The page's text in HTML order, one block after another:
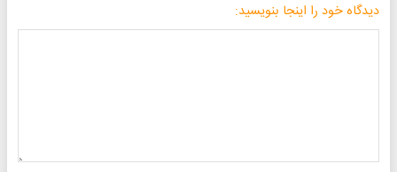
دیدگاه خود را اینجا بنویسید: